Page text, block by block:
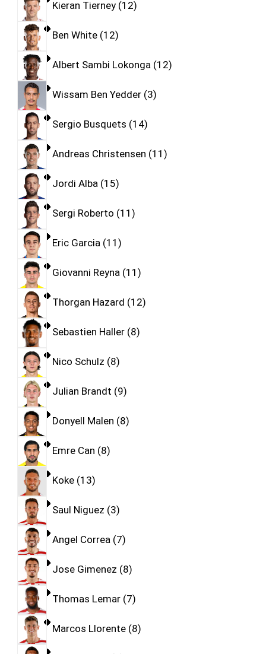
Kieran Tierney 12
Ben White 12
Albert Sambi Lokonga 12
Wissam Ben Yedder 3
Sergio Busquets 14
Andreas Christensen 11
Jordi Alba 15
Sergi Roberto 11
Eric Garcia 11
Giovanni Reyna 11
Thorgan Hazard 12
Sebastien Haller 8
Nico Schulz 8
Julian Brandt 9
Donyell Malen 8
Emre Can 8
Koke 13
Saul Niguez 3
Angel Correa 7
Jose Gimenez 8
Thomas Lemar 7
Marcos Llorente 8